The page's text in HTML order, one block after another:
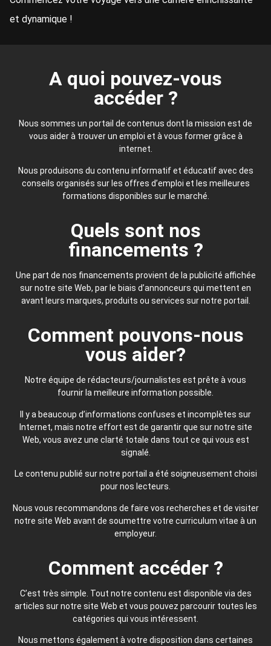
et dynamique !
A quoi pouvez-vous
accéder ?
Nous sommes un portail de contenus dont la mission est de
vous aider à trouver un emploi et à vous former grâce à
internet.
Nous produisons du contenu informatif et éducatif avec des
conseils organisés sur les offres d’emploi et les meilleures
formations disponibles sur le marché.
Quels sont nos
financements ?
Une part de nos financements provient de la publicité affichée
sur notre site Web, par le biais d’annonceurs qui mettent en
avant leurs marques, produits ou services sur notre portail.
Comment pouvons-nous
vous aider?
Notre équipe de rédacteurs/journalistes est prête à vous
fournir la meilleure information possible.
Il y a beaucoup d’informations confuses et incomplètes sur
Internet, mais notre effort est de garantir que sur notre site
Web, vous avez une clarté totale dans tout ce qui vous est
signalé.
Le contenu publié sur notre portail a été soigneusement choisi
pour nos lecteurs.
Nous vous recommandons de faire vos recherches et de visiter
notre site Web avant de soumettre votre curriculum vitae à un
employeur.
Comment accéder ?
C’est très simple. Tout notre contenu est disponible via des
articles sur notre site Web et vous pouvez parcourir toutes les
catégories qui vous intéressent.
Nous mettons également à votre disposition dans certaines